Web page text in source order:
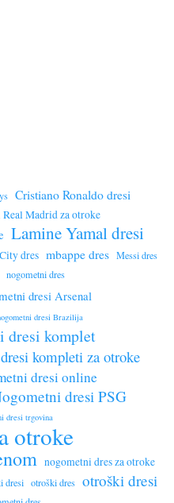
Cristiano Ronaldo dresi
Real Madrid za otroke
Lamine Yamal dresi
dres mbappe dres Messi dres
nogometni dres
dresi Arsenal
dresi Brazilija
dresi komplet
kompleti za otroke
dresi online
dresi PSG
dresi trgovina
otroke
nogometni dres za otroke
dresi otroški dres otroški dresi